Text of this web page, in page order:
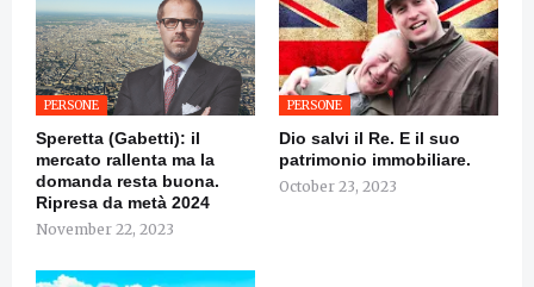
PERSONE
Speretta (Gabetti): il
mercato rallenta ma la
domanda resta buona.
Ripresa da metà 2024
November 22, 2023
PERSONE
Dio salvi il Re. E il suo
patrimonio immobiliare.
October 23, 2023